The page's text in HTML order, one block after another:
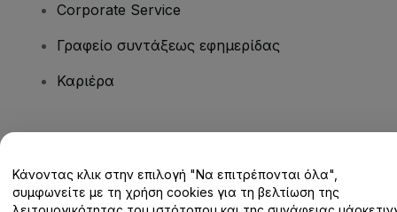
Corporate Service
Γραφείο συντάξεως εφημερίδας
Καριέρα
Κέντρο βοήθειας / Επικοινωνήστε μαζί μας
Κάνοντας κλικ στην επιλογή "Να επιτρέπονται όλα",
συμφωνείτε με τη χρήση cookies για τη βελτίωση της